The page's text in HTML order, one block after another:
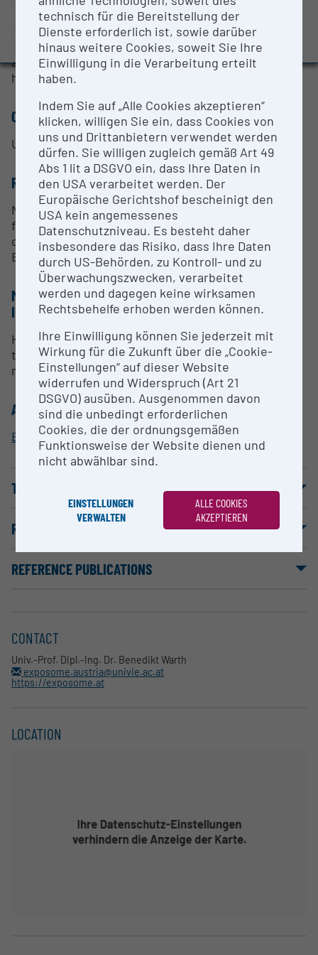
Evaluation Study 2022
Awards and press releases
Measuring in electron impact ionization (EI) mode
allows simultaneous target and non-target analysis
and suspect screening of compounds of interest in
human matrices.
CONTACT PERSON
Univ.-Prof. Dipl.-Ing. Dr. Benedikt Warth
RESEARCH SERVICES
No specific research services are currently offered
for this instrument. If you are interested in
cooperation, please reach out directly to Professor
Benedikt Warth (benedikt.warth@univie.ac.at
METHODS & EXPERTISE FOR RESEARCH
INFRASTRUCTURE
High throughput measurements, simultaneous
target and non-target analysis, exposomics,
metabolomics
ALLOCATION TO RESEARCH INFRASTRUCTURE
Exposome Austria
TERMS OF USE
REFERENCE PROJECTS
REFERENCE PUBLICATIONS
CONTACT
Univ.-Prof. Dipl.-Ing. Dr. Benedikt Warth
exposome.austria@univie.ac.at
https://exposome.at
LOCATION
technisch für die Bereitstellung der
Dienste erforderlich ist, sowie darüber
hinaus weitere Cookies, soweit Sie Ihre
Einwilligung in die Verarbeitung erteilt
haben.
Indem Sie auf „Alle Cookies akzeptieren“
klicken, willigen Sie ein, dass Cookies von
uns und Drittanbietern verwendet werden
dürfen. Sie willigen zugleich gemäß Art 49
Abs 1 lit a DSGVO ein, dass Ihre Daten in
den USA verarbeitet werden. Der
Europäische Gerichtshof bescheinigt den
USA kein angemessenes
Datenschutzniveau. Es besteht daher
insbesondere das Risiko, dass Ihre Daten
durch US-Behörden, zu Kontroll- und zu
Überwachungszwecken, verarbeitet
werden und dagegen keine wirksamen
Rechtsbehelfe erhoben werden können.
Ihre Einwilligung können Sie jederzeit mit
Wirkung für die Zukunft über die „Cookie-
Einstellungen“ auf dieser Website
widerrufen und Widerspruch (Art 21
DSGVO) ausüben. Ausgenommen davon
sind die unbedingt erforderlichen
Cookies, die der ordnungsgemäßen
Funktionsweise der Website dienen und
nicht abwählbar sind.
EINSTELLUNGEN
VERWALTEN
ALLE COOKIES
AKZEPTIEREN